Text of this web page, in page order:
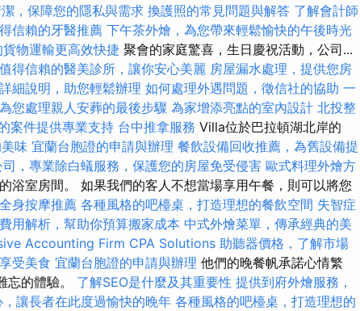
，保障您的隱私與需求 換護照的常見問題與解答 了解會計師
信賴的牙醫推薦 下午茶外燴，為您帶來輕鬆愉快的午後時光
物運輸更高效快捷 聚會的家庭驚喜，生日慶祝活動，公司...
得信賴的醫美診所，讓你安心美麗 房屋漏水處理，提供您房
細說明，助您輕鬆辦理 如何處理外遇問題，徵信社的協助 一
您處理親人安葬的最後步驟 為家增添亮點的室內設計 北投整
案件提供專業支持 台中推拿服務 Villa位於巴拉頓湖北岸的
味 宜蘭台胞證的申請與辦理 餐飲設備回收推薦，為舊設備提
，專業除白蟻服務，保護您的房屋免受侵害 歐式料理外燴方
浴室房間。 如果我們的客人不想當場享用午餐，則可以將您
身按摩推薦 各種風格的吧檯桌，打造理想的餐飲空間 失智症
用解析，幫助你預算搬家成本 中式外燴菜單，傳承經典的美
Accounting Firm CPA Solutions 助聽器價格，了解市場
受美食 宜蘭台胞證的申請與辦理 他們的晚餐帆承諾心情繁
忘的體驗。 了解SEO是什麼及其重要性 提供到府外燴服務，
讓長者在此度過愉快的晚年 各種風格的吧檯桌，打造理想的